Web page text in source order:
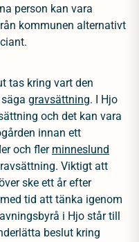
person kan vara
kommunen alternativt
tas kring vart den
gravsättning. I Hjo
och det kan vara
innan ett
och fler minneslund
Viktigt att
ske ett år efter
tid att tänka igenom
i Hjo står till
beslut kring